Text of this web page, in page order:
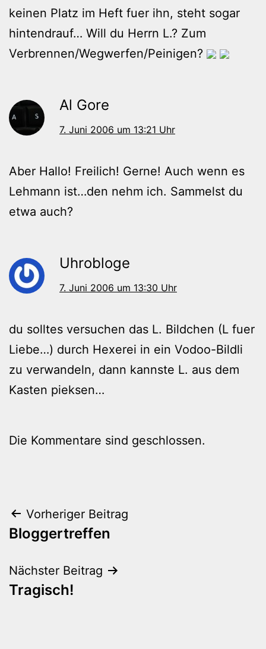
keinen Platz im Heft fuer ihn, steht sogar
hintendrauf… Will du Herrn L.? Zum
Verbrennen/Wegwerfen/Peinigen?
Al Gore
7. Juni 2006 um 13:21 Uhr
Aber Hallo! Freilich! Gerne! Auch wenn es
Lehmann ist…den nehm ich. Sammelst du
etwa auch?
Uhrobloge
7. Juni 2006 um 13:30 Uhr
du solltes versuchen das L. Bildchen (L fuer
Liebe…) durch Hexerei in ein Vodoo-Bildli
zu verwandeln, dann kannste L. aus dem
Kasten pieksen…
Die Kommentare sind geschlossen.
Beitragsnavigation
Vorheriger Beitrag
Bloggertreffen
Nächster Beitrag
Tragisch!